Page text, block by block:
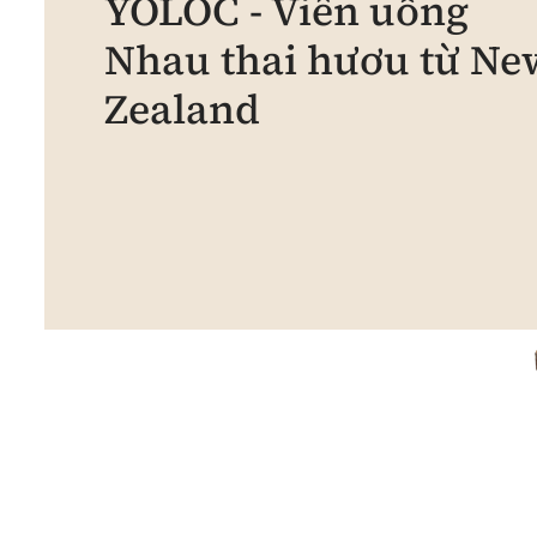
Nhau thai hươu từ
Zealand